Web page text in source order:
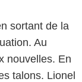
sortant de la
Au
nouvelles. En
talons. Lionel